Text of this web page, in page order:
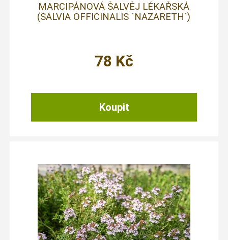
MARCIPÁNOVÁ ŠALVĚJ LÉKAŘSKÁ
(SALVIA OFFICINALIS ´NAZARETH´)
78 Kč